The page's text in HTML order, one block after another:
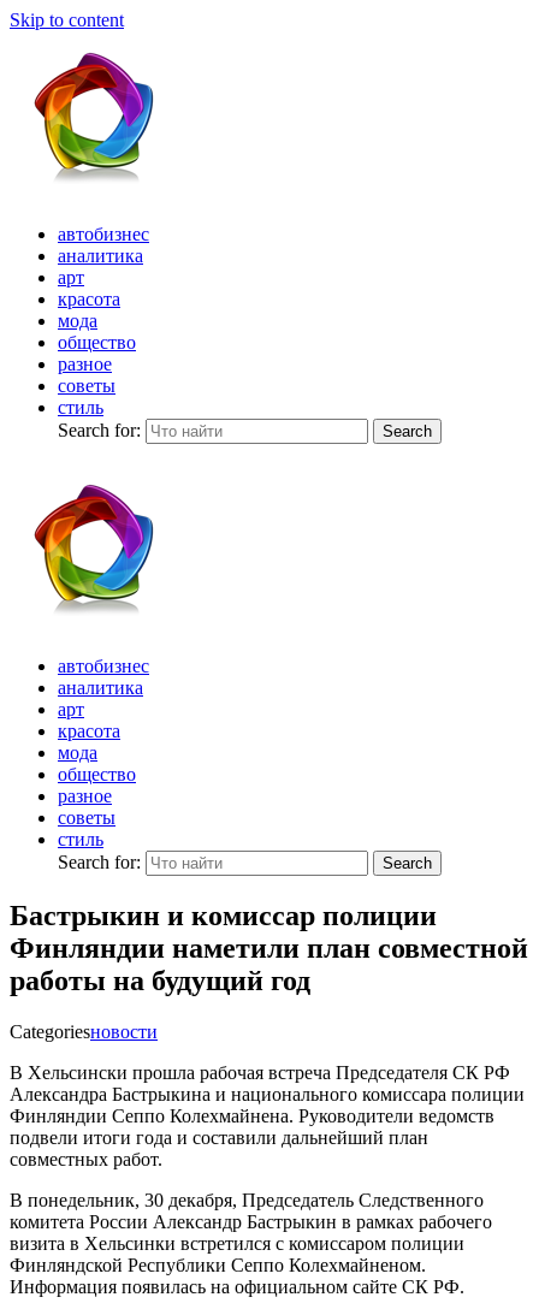
Skip to content
автобизнес
аналитика
арт
красота
мода
общество
разное
советы
стиль
Search for:
Search
автобизнес
аналитика
арт
красота
мода
общество
разное
советы
стиль
Search for:
Search
Бастрыкин и комиссар полиции
Финляндии наметили план совместной
работы на будущий год
Categoriesновости
В Хельсински прошла рабочая встреча Председателя СК РФ
Александра Бастрыкина и национального комиссара полиции
Финляндии Сеппо Колехмайнена. Руководители ведомств
подвели итоги года и составили дальнейший план
совместных работ.
В понедельник, 30 декабря, Председатель Следственного
комитета России Александр Бастрыкин в рамках рабочего
визита в Хельсинки встретился с комиссаром полиции
Финляндской Республики Сеппо Колехмайненом.
Информация появилась на официальном сайте СК РФ.